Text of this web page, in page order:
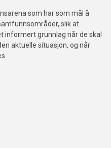
som har som mål å
slik at
informert grunnlag når de skal
aktuelle situasjon, og når